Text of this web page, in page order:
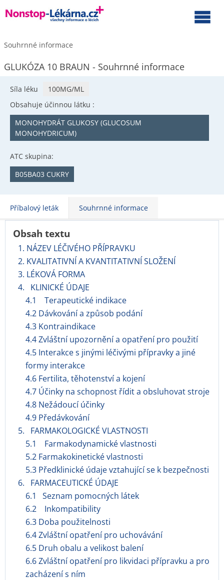
Souhrnné informace
GLUKÓZA 10 BRAUN - Souhrnné informace
Síla léku
100MG/ML
Obsahuje účinnou látku :
MONOHYDRÁT GLUKOSY (GLUCOSUM
MONOHYDRICUM)
ATC skupina:
B05BA03 CUKRY
Příbalový leták Souhrnné informace
Obsah textu
1. NÁZEV LÉČIVÉHO PŘÍPRAVKU
2. KVALITATIVNÍ A KVANTITATIVNÍ SLOŽENÍ
3. LÉKOVÁ FORMA
4. KLINICKÉ ÚDAJE
4.1 Terapeutické indikace
4.2 Dávkování a způsob podání
4.3 Kontraindikace
4.4 Zvláštní upozornění a opatření pro použití
4.5 Interakce s jinými léčivými přípravky a jiné
formy interakce
4.6 Fertilita, těhotenství a kojení
4.7 Účinky na schopnost řídit a obsluhovat stroje
4.8 Nežádoucí účinky
4.9 Předávkování
5. FARMAKOLOGICKÉ VLASTNOSTI
5.1 Farmakodynamické vlastnosti
5.2 Farmakokinetické vlastnosti
5.3 Předklinické údaje vztahující se k bezpečnosti
6. FARMACEUTICKÉ ÚDAJE
6.1 Seznam pomocných látek
6.2 Inkompatibility
6.3 Doba použitelnosti
6.4 Zvláštní opatření pro uchovávání
6.5 Druh obalu a velikost balení
6.6 Zvláštní opatření pro likvidaci přípravku a pro
zacházení s ním